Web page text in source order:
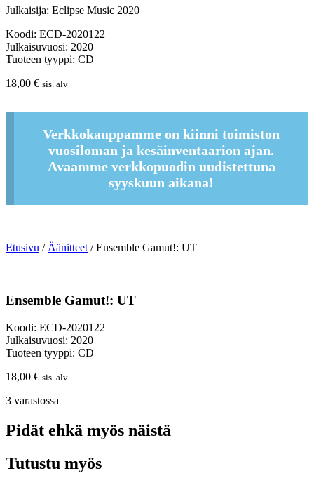
Julkaisija: Eclipse Music 2020
Koodi: ECD-2020122
Julkaisuvuosi: 2020
Tuoteen tyyppi: CD
18,00 € sis. alv
Verkkokauppamme on kiinni toimiston
vuosiloman ja kesäinventaarion ajan.
Avaamme verkkopuodin uudistettuna
syyskuun aikana!
Etusivu /Äänitteet/ Ensemble Gamut!: UT
Ensemble Gamut!: UT
Koodi: ECD-2020122
Julkaisuvuosi: 2020
Tuoteen tyyppi: CD
18,00 € sis. alv
3 varastossa
Pidät ehkä myös näistä
Tutustu myös